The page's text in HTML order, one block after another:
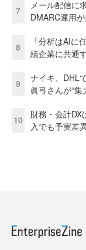
7
メール配信に
DMARC運用
8
「分析はAI
績企業に共通
9
ナイキ、DHL
眞弓さんが“集
10
財務・会計
入でも予実差